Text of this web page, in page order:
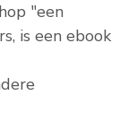
"een
is een ebook